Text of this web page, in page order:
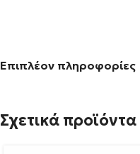
Επιπλέον πληροφορίες
Σχετικά προϊόντα